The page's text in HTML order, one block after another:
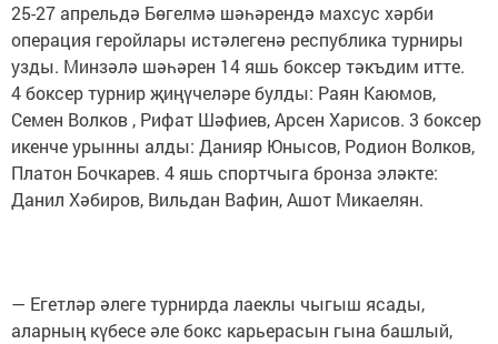
25-27 апрельдә Бөгелмә шәһәрендә махсус хәрби
операция геройлары истәлегенә республика турниры
узды. Минзәлә шәһәрен 14 яшь боксер тәкъдим итте.
4 боксер турнир җиңүчеләре булды: Раян Каюмов,
Семен Волков , Рифат Шәфиев, Арсен Харисов. 3 боксер
икенче урынны алды: Данияр Юнысов, Родион Волков,
Платон Бочкарев. 4 яшь спортчыга бронза эләкте:
Данил Хәбиров, Вильдан Вафин, Ашот Микаелян.
— Егетләр әлеге турнирда лаеклы чыгыш ясады,
аларның күбесе әле бокс карьерасын гына башлый,